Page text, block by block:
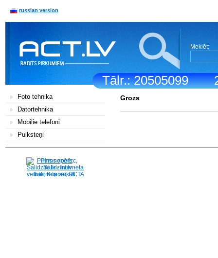
Tālr.: 20505099
russian version
Meklēt:
Foto tehnika
Datortehnika
Mobilie telefoni
Pulksteņi
Grozs
Pirms nopērc,
Salidzini.lv - Interneta
veikali, Kuponi, OCTA